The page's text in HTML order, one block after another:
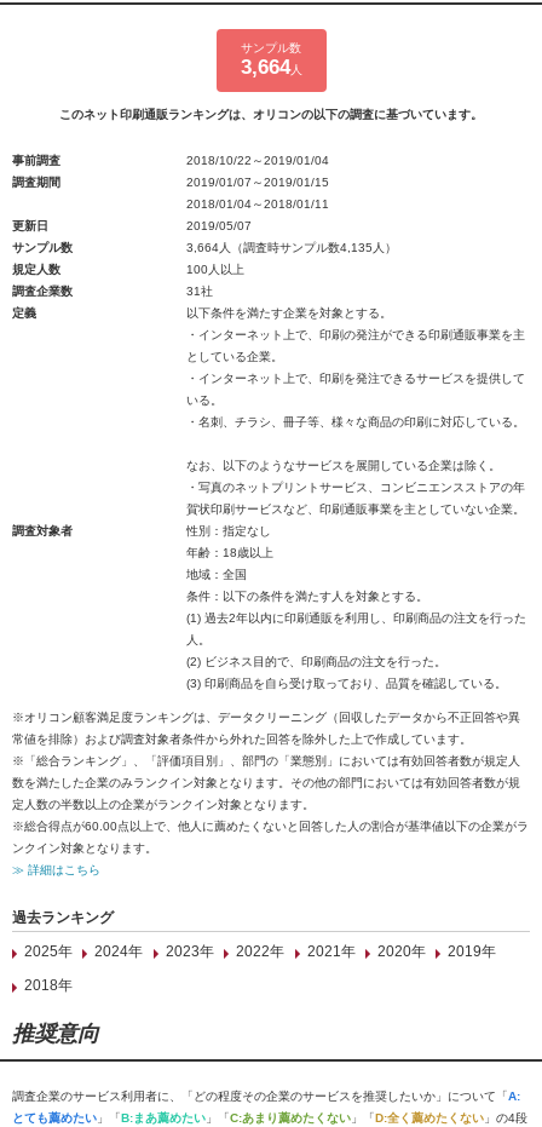
サンプル数
3,664人
このネット印刷通販ランキングは、オリコンの以下の調査に基づいています。
事前調査
2018/10/22～2019/01/04
調査期間
2019/01/07～2019/01/15
2018/01/04～2018/01/11
更新日
2019/05/07
サンプル数
3,664人（調査時サンプル数4,135人）
規定人数
100人以上
調査企業数
31社
定義
以下条件を満たす企業を対象とする。
・インターネット上で、印刷の発注ができる印刷通販事業を主
としている企業。
・インターネット上で、印刷を発注できるサービスを提供して
いる。
・名刺、チラシ、冊子等、様々な商品の印刷に対応している。
なお、以下のようなサービスを展開している企業は除く。
・写真のネットプリントサービス、コンビニエンスストアの年
賀状印刷サービスなど、印刷通販事業を主としていない企業。
調査対象者
性別：指定なし
年齢：18歳以上
地域：全国
条件：以下の条件を満たす人を対象とする。
(1) 過去2年以内に印刷通販を利用し、印刷商品の注文を行った
人。
(2) ビジネス目的で、印刷商品の注文を行った。
(3) 印刷商品を自ら受け取っており、品質を確認している。
※オリコン顧客満足度ランキングは、データクリーニング（回収したデータから不正回答や異
常値を排除）および調査対象者条件から外れた回答を除外した上で作成しています。
※「総合ランキング」、「評価項目別」、部門の「業態別」においては有効回答者数が規定人
数を満たした企業のみランクイン対象となります。その他の部門においては有効回答者数が規
定人数の半数以上の企業がランクイン対象となります。
※総合得点が60.00点以上で、他人に薦めたくないと回答した人の割合が基準値以下の企業がラ
ンクイン対象となります。
≫ 詳細はこちら
過去ランキング
2025年
2024年 2023年 2022年 2021年 2020年
2019年
2018年
推奨意向
調査企業のサービス利用者に、「どの程度その企業のサービスを推奨したいか」について「A:
とても薦めたい 」「B:まあ薦めたい 」「C:あまり薦めたくない 」「D:全く薦めたくない 」の4段